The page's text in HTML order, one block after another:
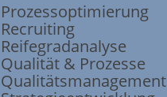
Prozessoptimierung
Recruiting
Reifegradanalyse
Qualität & Prozesse
Qualitätsmanagement